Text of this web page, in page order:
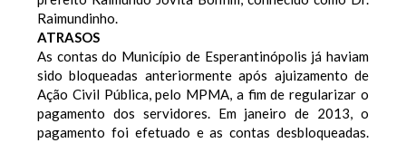
Raimundinho.
ATRASOS
As contas do Município de Esperantinópolis já haviam
sido bloqueadas anteriormente após ajuizamento de
Ação Civil Pública, pelo MPMA, a fim de regularizar o
pagamento dos servidores. Em janeiro de 2013, o
pagamento foi efetuado e as contas desbloqueadas.